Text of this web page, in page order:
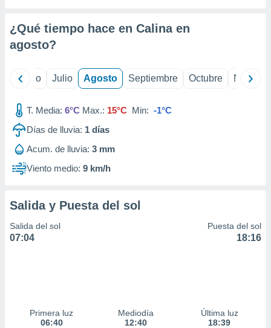
e
mediante
publicidad
publicidad
de
1199
¿Qué tiempo hace en Calina en
agosto?
Junio Julio Agosto Septiembre Octubre
T. Media: 6°C Max.: 15°C Min: -1°C
Días de lluvia: 1 días
Acum. de lluvia: 3 mm
Viento medio: 9 km/h
Salida y Puesta del sol
Salida del sol
07:04
Puesta del sol
18:16
Primera luz
06:40
Mediodía
12:40
Última luz
18:39